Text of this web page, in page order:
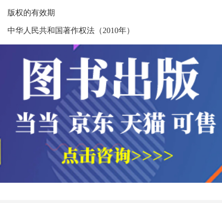
版权的有效期
中华人民共和国著作权法（2010年）